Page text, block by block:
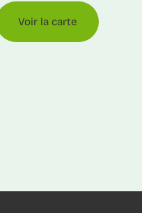
Voir la carte